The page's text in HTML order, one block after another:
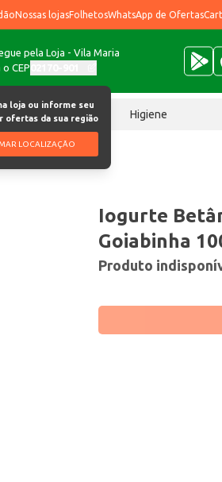
Nossas lojasFolhetosWhatsApp de Ofertas
pela Loja - Vila Maria
CEP
loja ou informe seu
ofertas da sua região
LOCALIZAÇÃO
Chocolates Higiene
100g
Iogurte
Goiabinha
Produto